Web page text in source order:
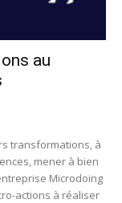
au
transformations, à
mener à bien
Microdoing
actions à réaliser